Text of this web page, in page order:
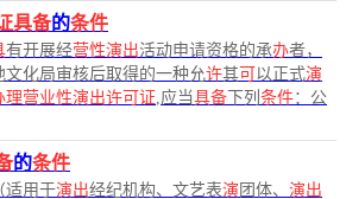
具备的条件
有开展经营性演出活动申请资格的承办者，
化局审核后取得的一种允许其可 以正式演
理营业性演出许可证,应当具备 下列 条件：公
的条件
适用于演出经纪机构、文艺表演 团体、 演出